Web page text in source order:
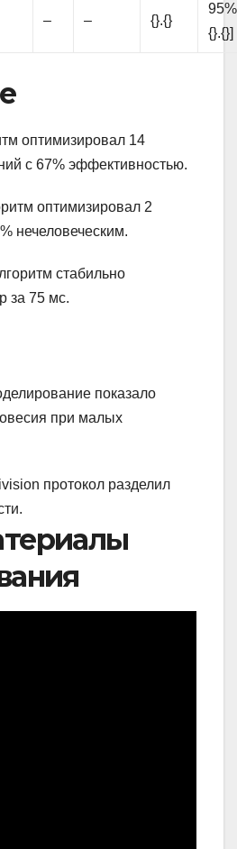
– – {}.{}
{}.{}]
оптимизировал 14
с 67% эффективностью.
оптимизировал 2
нечеловеческим.
стабильно
за 75 мс.
показало
при малых
протокол разделил